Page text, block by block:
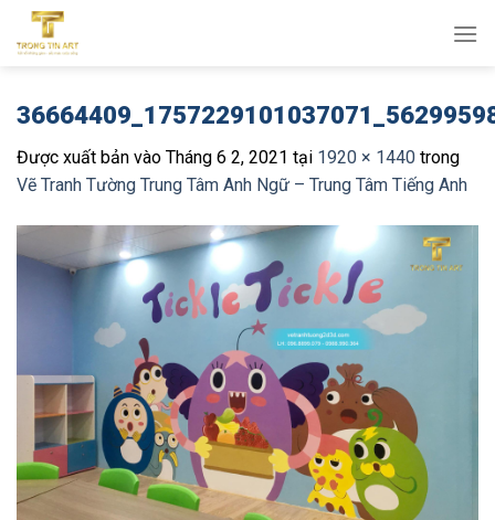
qua
Được xuất bản vào Tháng 6 2, 2021 tại 1920 × 1440 trong
Vẽ Tranh Tường Trung Tâm Anh Ngữ – Trung Tâm Tiếng Anh